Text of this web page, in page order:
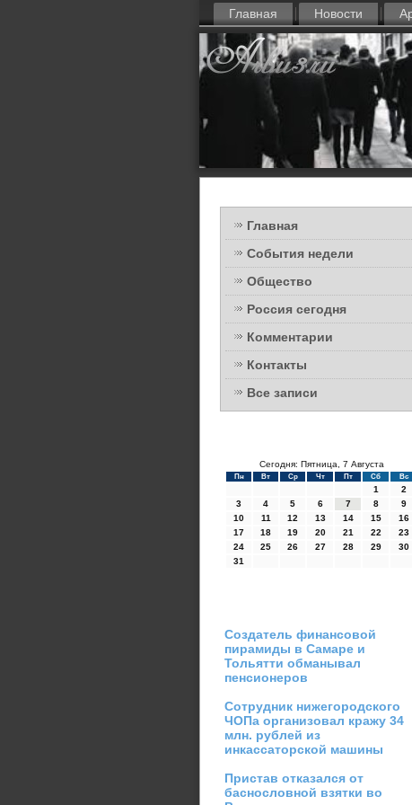
Главная Новости
Главная
События недели
Общество
Россия сегодня
Комментарии
Контакты
Все записи
Сегодня: Пятница, 7 Августа
Пн Вт Ср Чт Пт Сб Вс
1
2
3
4 5 6 7 8
9
10
11 12 13 14 15
16
17
18 19 20 21 22
23
24
25 26 27 28 29
30
31
Создатель финансовой
пирамиды в Самаре и
Тольятти обманывал
пенсионеров
Сотрудник нижегородского
ЧОПа организовал кражу 34
млн. рублей из
инкассаторской машины
Пристав отказался от
баснословной взятки во